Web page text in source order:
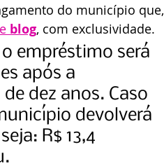
do município que,
blog, com exclusividade.
empréstimo será
após a
dez anos. Caso
devolverá
R$ 13,4